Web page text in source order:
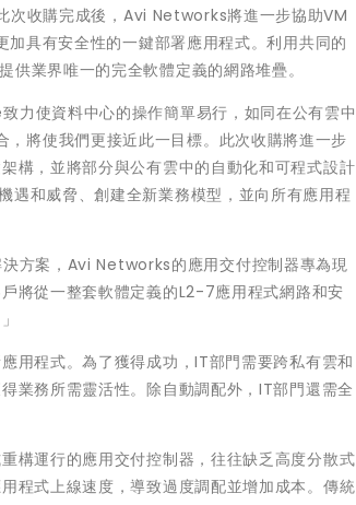
次收購完成後，Avi Networks將進一步協助VM
具有安全性的一鍵部署應用程式。利用共同的
業界唯一的完全軟體定義的網路堆疊。
使資料中心的操作簡單易行，如同在公有雲中
將使我們更接近此一目標。此次收購將進一步
構，並將部分與公有雲中的自動化和可程式設計
和威脅、創建全新業務模型，並向所有應用程
方案，Avi Networks的應用交付控制器專為現
將從一整套軟體定義的L2-7應用程式網路和安
用程式。為了獲得成功，IT部門需要跨私有雲和
業務所需靈活性。除自動調配外，IT部門還需全
構運行的應用交付控制器，往往缺乏高度分散式
程式上線速度，導致過度調配並增加成本。傳統